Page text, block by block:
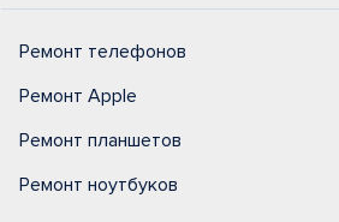
Ремонт телефонов
Ремонт Apple
Ремонт планшетов
Ремонт ноутбуков